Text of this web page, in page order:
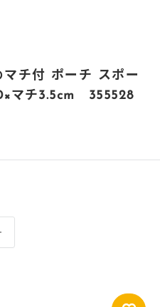
チ付 ポーチ スポー
マチ3.5cm 355528